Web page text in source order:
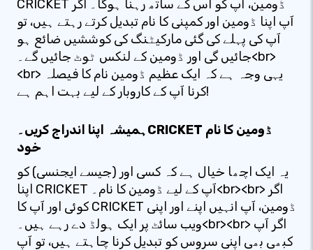
CRICKET ڈومین، آپ کو اس کے ساتھ رہنا ہوگا۔ اگر
آپ اپنا ڈومین اور کمپنی کا نام تبدیل کرتے رہتے ہیں، تو
آپ کی پہلے کی گئی مارکیٹنگ کی کوششیں ضائع ہو
جائیں گی اور ڈومین کے لنکس ٹوٹ جائیں گے۔<br>
<br> یہی وجہ ہے کہ ایک عظیم ڈومین نام کا فیصلہ
کرنا آپ کے کاروبار کے لیے بہت اہم ہے!
ہمیشہ اپنا اندراج کریں۔CRICKET ڈومین کا نام
خود
یہ ایک اچھا خیال ہے کہ کسی اور (جیسے ایجنسی) کو
اپنا CRICKET آپ کے لیے ڈومین کا نام۔<br><br> اگر
کوئی اور آپ کا CRICKET ڈومین، آپ انہیں اپنے اور اپنی
ویب سائٹ پر ایک ہولڈ دے رہے ہیں۔<br><br> اگر آپ
کبھی بھی اپنی سروس کو تبدیل کرنا چاہتے ہیں، تو آپ